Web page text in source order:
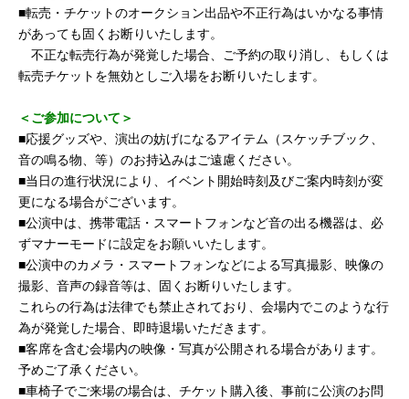
■転売・チケットのオークション出品や不正行為はいかなる事情
があっても固くお断りいたします。
不正な転売行為が発覚した場合、ご予約の取り消し、もしくは
転売チケットを無効としご入場をお断りいたします。
＜ご参加について＞
■応援グッズや、演出の妨げになるアイテム（スケッチブック、
音の鳴る物、等）のお持込みはご遠慮ください。
■当日の進行状況により、イベント開始時刻及びご案内時刻が変
更になる場合がございます。
■公演中は、携帯電話・スマートフォンなど音の出る機器は、必
ずマナーモードに設定をお願いいたします。
■公演中のカメラ・スマートフォンなどによる写真撮影、映像の
撮影、音声の録音等は、固くお断りいたします。
これらの行為は法律でも禁止されており、会場内でこのような行
為が発覚した場合、即時退場いただきます。
■客席を含む会場内の映像・写真が公開される場合があります。
予めご了承ください。
■車椅子でご来場の場合は、チケット購入後、事前に公演のお問